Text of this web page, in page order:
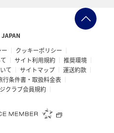
JAPAN
クッキーポリシー
サイト利用規約
推奨環境
て
サイトマップ
運送約款
行条件書・取扱料金表
クラブ会員規約